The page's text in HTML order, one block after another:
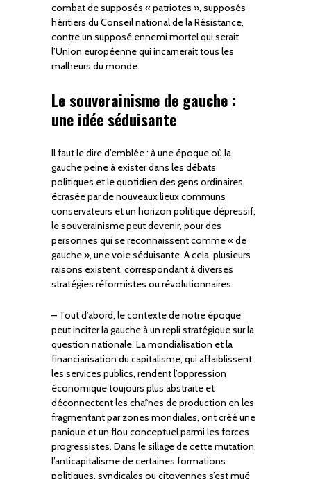
combat de supposés « patriotes », supposés
héritiers du Conseil national de la Résistance,
contre un supposé ennemi mortel qui serait
l’Union européenne qui incarnerait tous les
malheurs du monde.
Le souverainisme de gauche :
une idée séduisante
Il faut le dire d’emblée : à une époque où la
gauche peine à exister dans les débats
politiques et le quotidien des gens ordinaires,
écrasée par de nouveaux lieux communs
conservateurs et un horizon politique dépressif,
le souverainisme peut devenir, pour des
personnes qui se reconnaissent comme « de
gauche », une voie séduisante. A cela, plusieurs
raisons existent, correspondant à diverses
stratégies réformistes ou révolutionnaires.
– Tout d’abord, le contexte de notre époque
peut inciter la gauche à un repli stratégique sur la
question nationale. La mondialisation et la
financiarisation du capitalisme, qui affaiblissent
les services publics, rendent l’oppression
économique toujours plus abstraite et
déconnectent les chaînes de production en les
fragmentant par zones mondiales, ont créé une
panique et un flou conceptuel parmi les forces
progressistes. Dans le sillage de cette mutation,
l’anticapitalisme de certaines formations
politiques, syndicales ou citoyennes s’est mué